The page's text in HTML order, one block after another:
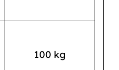
100 kg